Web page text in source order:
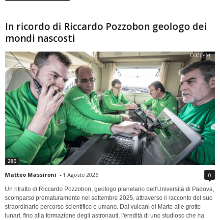
In ricordo di Riccardo Pozzobon geologo dei
mondi nascosti
280
Matteo Massironi - 1 Agosto 2026 0
Un ritratto di Riccardo Pozzobon, geologo planetario dell'Università di Padova,
scomparso prematuramente nel settembre 2025, attraverso il racconto del suo
straordinario percorso scientifico e umano. Dai vulcani di Marte alle grotte
lunari, fino alla formazione degli astronauti, l'eredità di uno studioso che ha